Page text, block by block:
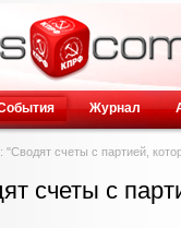
Журнал
"Сводят счеты с партией,
счеты с